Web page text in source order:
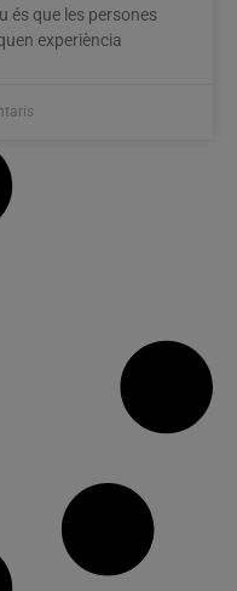
és que les persones
experiència